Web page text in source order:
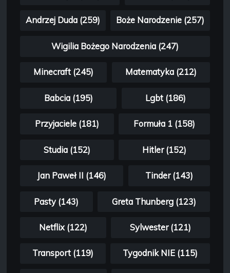
Andrzej Duda (259) Boże Narodzenie (257)
Wigilia Bożego Narodzenia (247)
Minecraft (245) Matematyka (212)
Babcia (195) Lgbt (186)
Przyjaciele (181) Formuła 1 (158)
Studia (152) Hitler (152)
Jan Paweł II (146) Tinder (143)
Pasty (143) Greta Thunberg (123)
Netflix (122) Sylwester (121)
Transport (119) Tygodnik NIE (115)